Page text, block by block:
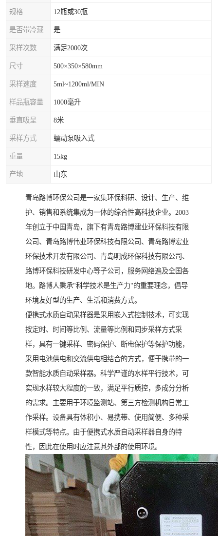
规格 12瓶或30瓶
是否带冷藏 是
采样次数 满足2000次
尺寸 500×350×580mm
采样速度 5ml~1200ml/MIN
样品瓶容量 1000毫升
垂直吸呈 8米
采样方式 蠕动泵吸入式
重量 15kg
产地 山东
青岛路博环保公司是一家集环保科研、设计、生产、维
护、销售和系统集成为一体的综合性高科技企业。2003
年创立于中国青岛，旗下有青岛路博建业环保科技有限
公司、青岛路博伟业环保科技有限公司、青岛路博宏业
环保技术开发有限公司、青岛明成环保科技有限公司、
路博环保科技研发中心等子公司，服务网络遍及全国各
地。路博人秉承"科学技术是生产力"的重要理念，倡导
环境友好型的生产、生活和消费方式。
便携式水质自动采样器是采用嵌入式控制技术，可实现
按定时、时间等比例、流量等比例和同步采样方式采
样，具有一键采样、密码保护、断电保护等保护功能，
采用电池供电和交流供电相结合的方式，便于携带的一
款智能水质自动采样器。科学严谨的水样平行技术，可
实现水样较大程度的一致，满足平行质控，多成分分析
的需求。主要用于环境监测站、第三方检测机构日常工
作采样。设备具有体积小、易携带、使用简便、多种采
样模式等特点。由于便携式水质自动采样器自身的特
性，因此在使用时应注意其外部的使用环境。